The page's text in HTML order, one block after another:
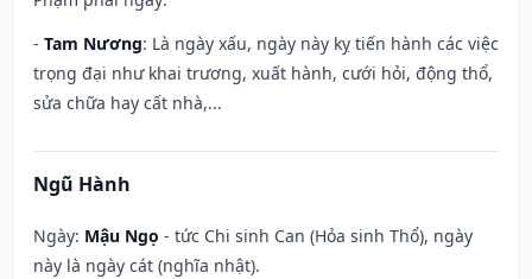
- Tam Nương: Là ngày xấu, ngày này kỵ tiến hành các việc
trọng đại như khai trương, xuất hành, cưới hỏi, động thổ,
sửa chữa hay cất nhà,...
Ngũ Hành
Ngày: Mậu Ngọ - tức Chi sinh Can (Hỏa sinh Thổ), ngày
này là ngày cát (nghĩa nhật).